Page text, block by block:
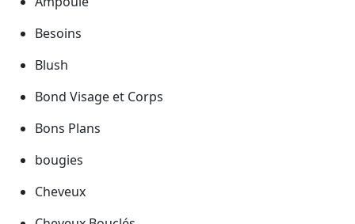
Besoins
Blush
Bond Visage et Corps
Bons Plans
bougies
Cheveux